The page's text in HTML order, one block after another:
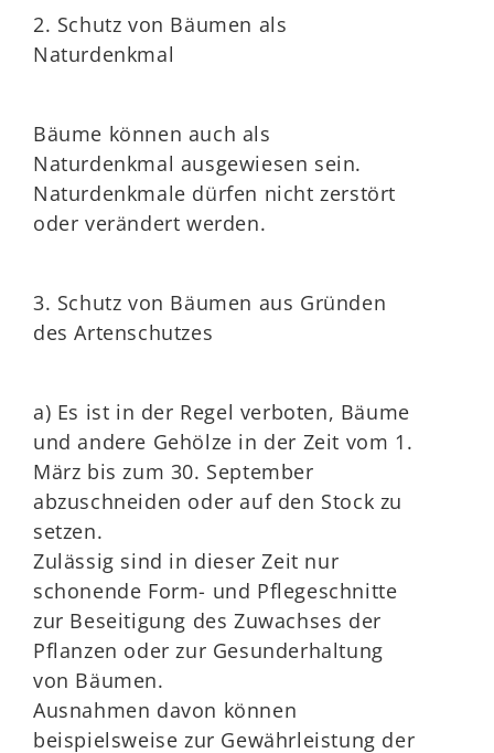
2. Schutz von Bäumen als
Naturdenkmal
Bäume können auch als
Naturdenkmal ausgewiesen sein.
Naturdenkmale dürfen nicht zerstört
oder verändert werden.
3. Schutz von Bäumen aus Gründen
des Artenschutzes
a) Es ist in der Regel verboten, Bäume
und andere Gehölze in der Zeit vom 1.
März bis zum 30. September
abzuschneiden oder auf den Stock zu
setzen.
Zulässig sind in dieser Zeit nur
schonende Form- und Pflegeschnitte
zur Beseitigung des Zuwachses der
Pflanzen oder zur Gesunderhaltung
von Bäumen.
Ausnahmen davon können
beispielsweise zur Gewährleistung der